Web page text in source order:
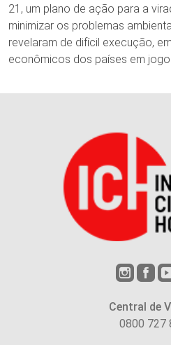
21, um plano de ação para a
minimizar os problemas
revelaram de difícil execução,
econômicos dos países em jogo.
Central de
0800 727